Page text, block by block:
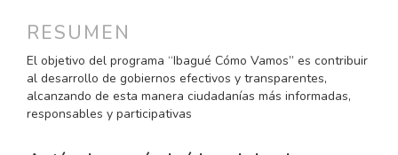
ARTÍCULO
RESUMEN
El objetivo del programa “Ibagué Cómo Vamos” es contribuir
al desarrollo de gobiernos efectivos y transparentes,
alcanzando de esta manera ciudadanías más informadas,
responsables y participativas